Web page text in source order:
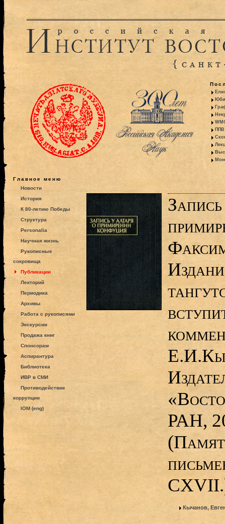
ППВ
Главное меню
Новости
История
К 80-летию Победы
Структура
Personalia
Научная жизнь
Рукописные
сокровища
Публикации
Лекторий
Периодика
Архивы
Работа с рукописями
Экскурсии
Продажа книг
Спонсорам
Аспирантура
Библиотека
ИВР в СМИ
Противодействие
коррупции
IOM (eng)
РАН,
Кычанов,